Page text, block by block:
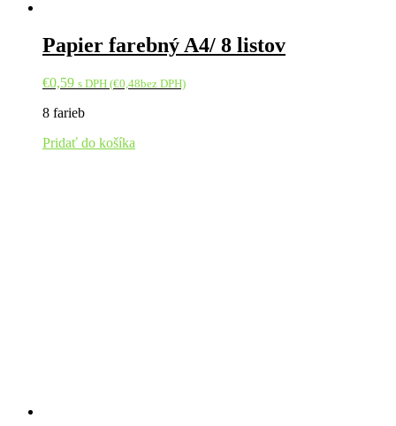
Papier farebný A4/ 8 listov
€0,59 s DPH (€0,48bez DPH)
8 farieb
Pridať do košíka